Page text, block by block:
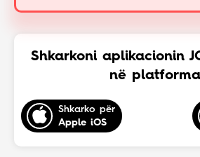
Shkarkoni aplikacionin
në
Shkarko për
Apple iOS